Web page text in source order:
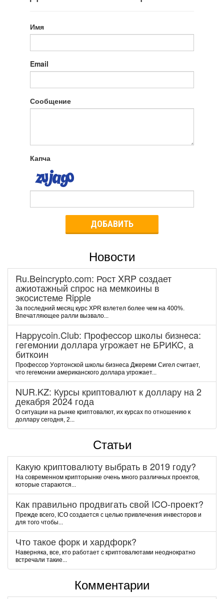
Имя
Email
Сообщение
Капча
ДОБАВИТЬ
Новости
Ru.Beincrypto.com: Рост XRP создает
ажиотажный спрос на мемкоины в
экосистеме Ripple
За последний месяц курс XPR взлетел более чем на 400%.
Впечатляющее ралли вызвало...
Happycoin.Club: Пpoфeccop шкoлы бизнeca:
гeгeмoнии дoллapa угpoжaeт нe БPИKC, a
биткoин
Пpoфeccop Уopтoнcкoй шкoлы бизнeca Джepeми Cигeл cчитaeт,
чтo гeгeмoнии aмepикaнcкoгo дoллapa угpoжaeт...
NUR.KZ: Курсы криптовалют к доллару на 2
декабря 2024 года
О ситуации на рынке криптовалют, их курсах по отношению к
доллару сегодня, 2...
Статьи
Какую криптовалюту выбрать в 2019 году?
На современном крипторынке очень много различных проектов,
которые стараются...
Как правильно продвигать свой ICO-проект?
Прежде всего, ICO создается с целью привлечения инвесторов и
для того чтобы...
Что такое форк и хардфорк?
Наверняка, все, кто работает с криптовалютами неоднократно
встречали такие...
Комментарии